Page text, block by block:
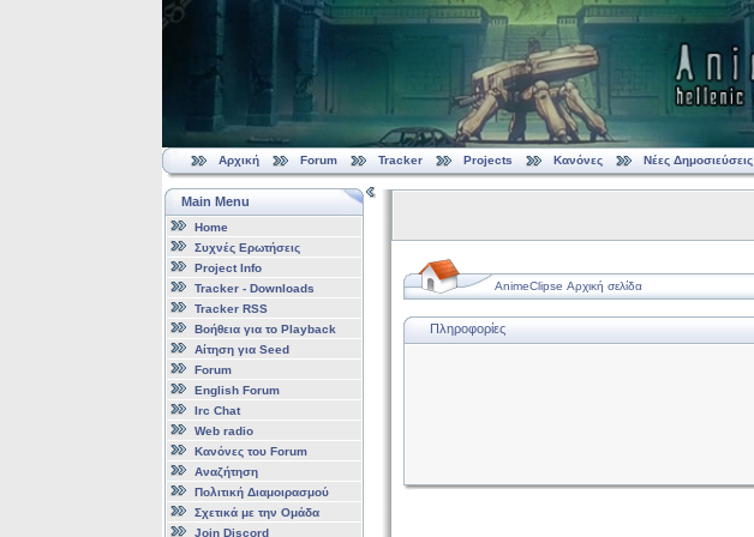
Αρχική Forum Tracker Projects Κανόνες Νέες Δημοσιεύσεις
Main Menu
Home
Συχνές Ερωτήσεις
Project Info
Tracker - Downloads
Tracker RSS
Βοήθεια για το Playback
Αίτηση για Seed
Forum
English Forum
Irc Chat
Web radio
Κανόνες του Forum
Αναζήτηση
Πολιτική Διαμοιρασμού
Σχετικά με την Ομάδα
Join Discord
AnimeClipse Αρχική σελίδα
Πληροφορίες